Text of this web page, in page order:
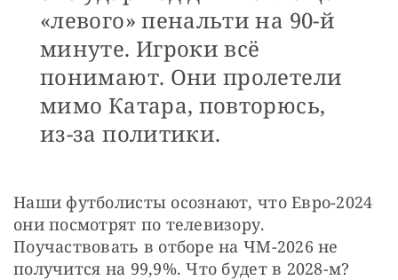
«левого» пенальти на 90-й
минуте. Игроки всё
понимают. Они пролетели
мимо Катара, повторюсь,
из-за политики.
Наши футболисты осознают, что Евро-2024
они посмотрят по телевизору.
Поучаствовать в отборе на ЧМ-2026 не
получится на 99,9%. Что будет в 2028-м?